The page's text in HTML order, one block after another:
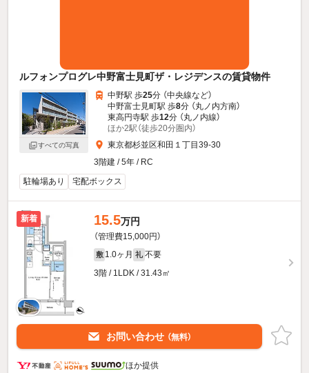
ルフォンプログレ中野富士見町ザ・レジデンスの賃貸物件
すべての写真
中野駅 歩25分 （中央線など）
中野富士見町駅 歩8分 （丸ノ内方南）
東高円寺駅 歩12分 （丸ノ内線）
ほか2駅（徒歩20分圏内）
東京都杉並区和田１丁目39-30
3階建 / 5年 / RC
駐輪場あり
宅配ボックス
新着 15.5万円
（管理費15,000円）
敷 1.0ヶ月 礼 不要
3階 / 1LDK / 31.43㎡
お問い合わせ （無料）
ほか提供